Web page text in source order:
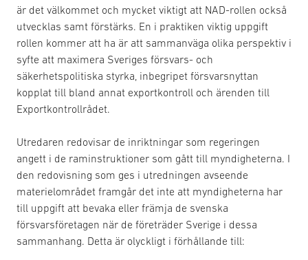
är det välkommet och mycket viktigt att NAD-rollen också
utvecklas samt förstärks. En i praktiken viktig uppgift
rollen kommer att ha är att sammanväga olika perspektiv i
syfte att maximera Sveriges försvars- och
säkerhetspolitiska styrka, inbegripet försvarsnyttan
kopplat till bland annat exportkontroll och ärenden till
Exportkontrollrådet.
Utredaren redovisar de inriktningar som regeringen
angett i de raminstruktioner som gått till myndigheterna. I
den redovisning som ges i utredningen avseende
materielområdet framgår det inte att myndigheterna har
till uppgift att bevaka eller främja de svenska
försvarsföretagen när de företräder Sverige i dessa
sammanhang. Detta är olyckligt i förhållande till: